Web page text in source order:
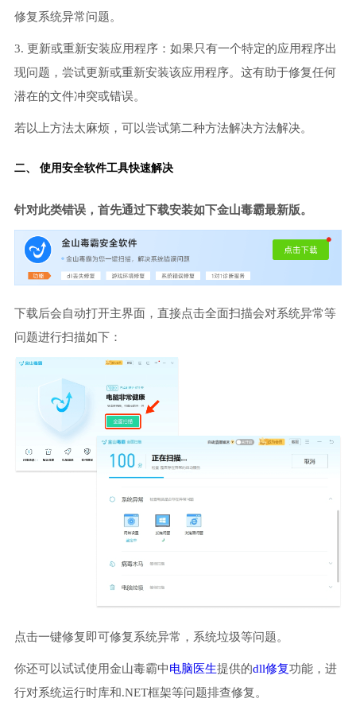
修复系统异常问题。
3. 更新或重新安装应用程序：如果只有一个特定的应用程序出
现问题，尝试更新或重新安装该应用程序。这有助于修复任何
潜在的文件冲突或错误。
若以上方法太麻烦，可以尝试第二种方法解决方法解决。
二、 使用安全软件工具快速解决
针对此类错误，首先通过下载安装如下金山毒霸最新版。
下载后会自动打开主界面，直接点击全面扫描会对系统异常等
问题进行扫描如下：
点击一键修复即可修复系统异常，系统垃圾等问题。
你还可以试试使用金山毒霸中电脑医生提供的dll修复功能，进
行对系统运行时库和.NET框架等问题排查修复。